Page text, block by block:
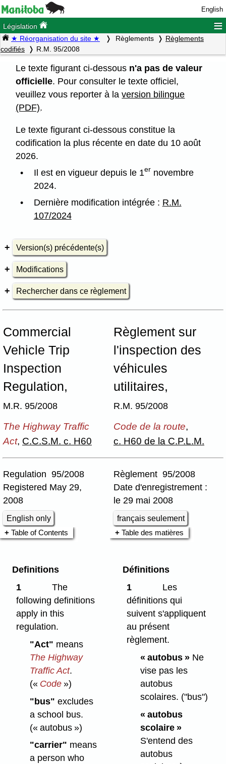
English
Législation ≡
★ Réorganisation du site ★ Règlements
Règlements
codifiés
R.M. 95/2008
Le texte figurant ci-dessous n'a pas de valeur
officielle. Pour consulter le texte officiel,
veuillez vous reporter à laversion bilingue
(PDF).
Le texte figurant ci-dessous constitue la
codification la plus récente en date du 10 août
2026.
Il est en vigueur depuis le 1er novembre
2024.
Dernière modification intégrée : R.M.
107/2024
Version(s) précédente(s)
Modifications
Rechercher dans ce règlement
Commercial
Vehicle Trip
Inspection
Regulation,
M.R. 95/2008
Règlement sur
l'inspection des
véhicules
utilitaires,
R.M. 95/2008
The Highway Traffic
Act, C.C.S.M. c. H60
Code de la route,
c. H60 de la C.P.L.M.
Regulation 95/2008
Registered May 29,
2008
English only
Règlement 95/2008
Date d'enregistrement :
le 29 mai 2008
français seulement
Table of Contents
Table des matières
Definitions
1
The
following definitions
apply in this
regulation.
"Act" means
The Highway
Traffic Act.
(« Code»)
"bus" excludes
a school bus.
(« autobus »)
"carrier" means
a person who
Définitions
1
Les
définitions qui
suivent s'appliquent
au présent
règlement.
« autobus » Ne
vise pas les
autobus
scolaires. ("bus")
« autobus
scolaire »
S'entend des
autobus